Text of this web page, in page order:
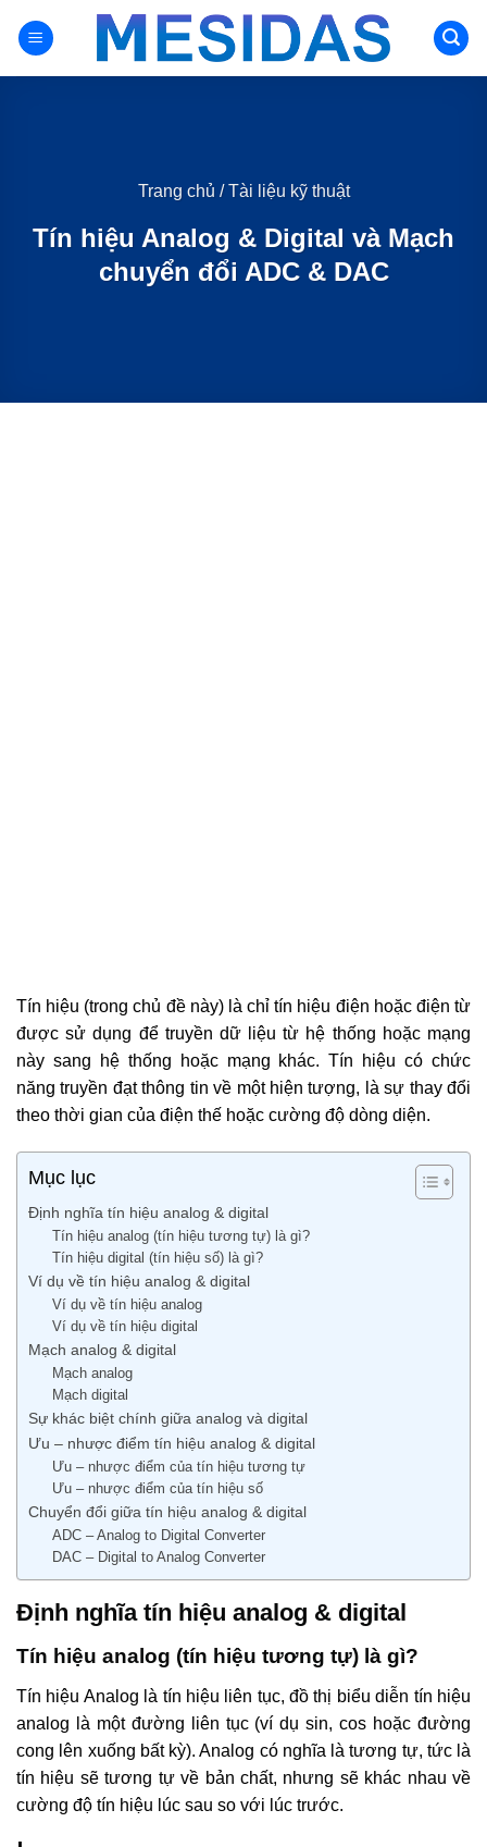
đến
Trang chủ /Tài liệu kỹ thuật
Tín hiệu Analog & Digital và Mạch
chuyển đổi ADC & DAC
Tín hiệu (trong chủ đề này) là chỉ tín hiệu điện hoặc điện từ
được sử dụng để truyền dữ liệu từ hệ thống hoặc mạng
này sang hệ thống hoặc mạng khác. Tín hiệu có chức
năng truyền đạt thông tin về một hiện tượng, là sự thay đổi
theo thời gian của điện thế hoặc cường độ dòng diện.
Mục lục
Định nghĩa tín hiệu analog & digital
Tín hiệu analog (tín hiệu tương tự) là gì?
Tín hiệu digital (tín hiệu số) là gì?
Ví dụ về tín hiệu analog & digital
Ví dụ về tín hiệu analog
Ví dụ về tín hiệu digital
Mạch analog & digital
Mạch analog
Mạch digital
Sự khác biệt chính giữa analog và digital
Ưu – nhược điểm tín hiệu analog & digital
Ưu – nhược điểm của tín hiệu tương tự
Ưu – nhược điểm của tín hiệu số
Chuyển đổi giữa tín hiệu analog & digital
ADC – Analog to Digital Converter
DAC – Digital to Analog Converter
Định nghĩa tín hiệu analog & digital
Tín hiệu analog (tín hiệu tương tự) là gì?
Tín hiệu Analog là tín hiệu liên tục, đồ thị biểu diễn tín hiệu
analog là một đường liên tục (ví dụ sin, cos hoặc đường
cong lên xuống bất kỳ). Analog có nghĩa là tương tự, tức là
tín hiệu sẽ tương tự về bản chất, nhưng sẽ khác nhau về
cường độ tín hiệu lúc sau so với lúc trước.